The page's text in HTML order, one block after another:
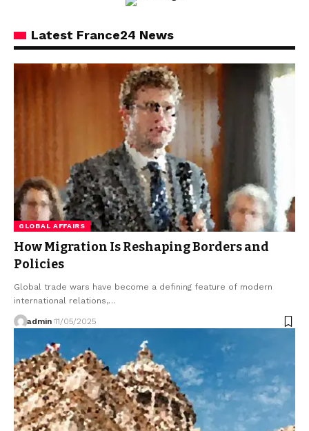
Latest France24 News
GLOBAL AFFAIRS
How Migration Is Reshaping Borders and
Policies
Global trade wars have become a defining feature of modern
international relations,…
admin 11/05/2025